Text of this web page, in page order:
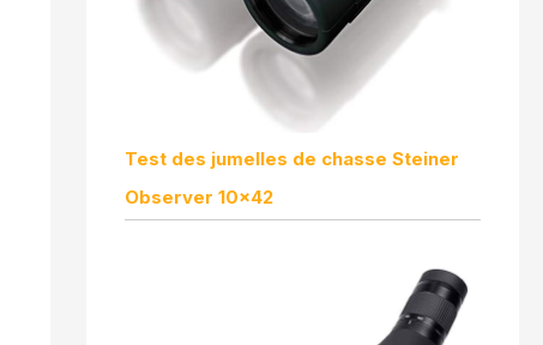
Test des jumelles de chasse Steiner
Observer 10×42